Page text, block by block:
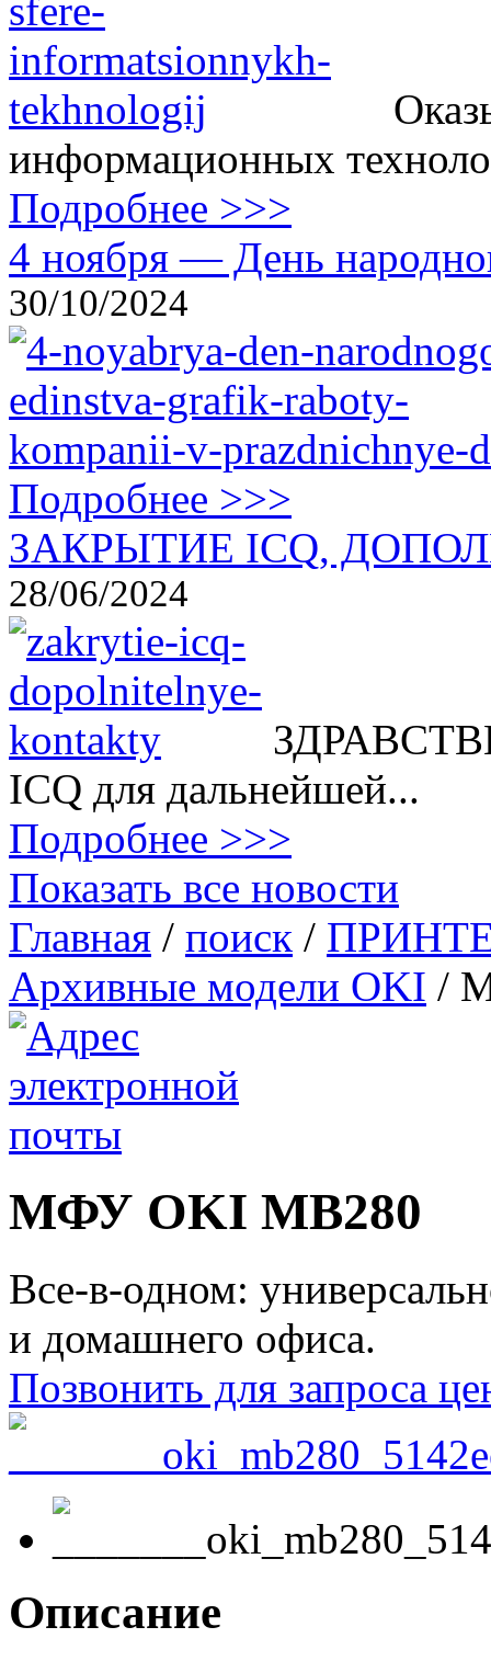
информационных
Подробнее >>>
4 ноября — День
30/10/2024
Подробнее >>>
ЗАКРЫТИЕ ICQ,
28/06/2024
ICQ для дальнейшей...
Подробнее >>>
Показать все новости
Главная / поиск /
Архивные модели OKI /
МФУ OKI MB280
Все-в-одном:
и домашнего офиса.
Позвонить для запроса
Описание